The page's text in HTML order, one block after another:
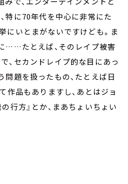
特に70年代を中心に非常にた
にいとまがないですけども。ま
……たとえば、そのレイプ被害
、セカンドレイプ的な目にあっ
問題を扱ったもの、たとえば日
作品もありますし、あとはジョ
行方』とか、まあちょいちょい